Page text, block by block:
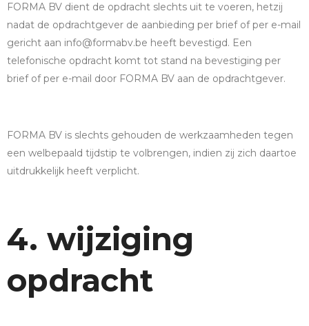
FORMA BV dient de opdracht slechts uit te voeren, hetzij
nadat de opdrachtgever de aanbieding per brief of per e-mail
gericht aan info@formabv.be heeft bevestigd. Een
telefonische opdracht komt tot stand na bevestiging per
brief of per e-mail door FORMA BV aan de opdrachtgever.
FORMA BV is slechts gehouden de werkzaamheden tegen
een welbepaald tijdstip te volbrengen, indien zij zich daartoe
uitdrukkelijk heeft verplicht.
4. wijziging
opdracht